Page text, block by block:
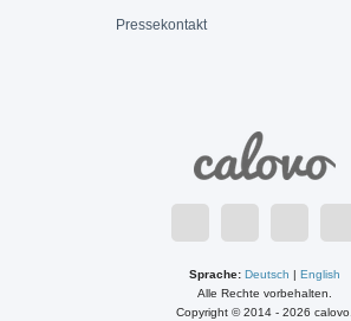
Pressekontakt
Sprache: Deutsch | English
Alle Rechte vorbehalten.
Copyright © 2014 - 2026 calovo.